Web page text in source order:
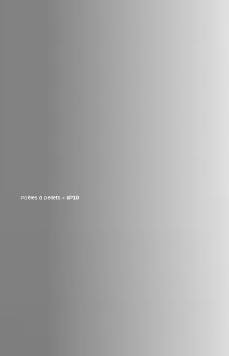
Poêles à pellets > sP10